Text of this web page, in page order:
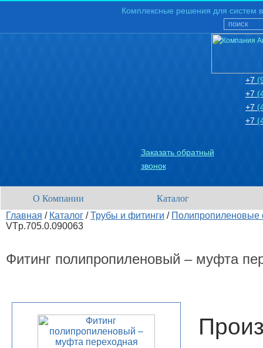
Комплексные решения для систем
+7
+7
+7
+7
Заказать обратный
звонок
О Компании Каталог
Главная / Каталог /Трубы и фитинги / Полипропиленовые
VTp.705.0.090063
Фитинг полипропиленовый – муфта